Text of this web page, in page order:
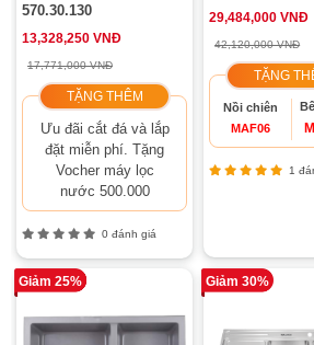
570.30.130
13,328,250 VNĐ
17,771,000 VNĐ
TẶNG THÊM
Ưu đãi cắt đá và lắp
đặt miễn phí. Tặng
Vocher máy lọc
nước 500.000
0 đánh giá
29,484,000 VNĐ
42,120,000 VNĐ
TẶNG
Nồi chiên
MAF06
1
Giảm 25% Giảm 30%